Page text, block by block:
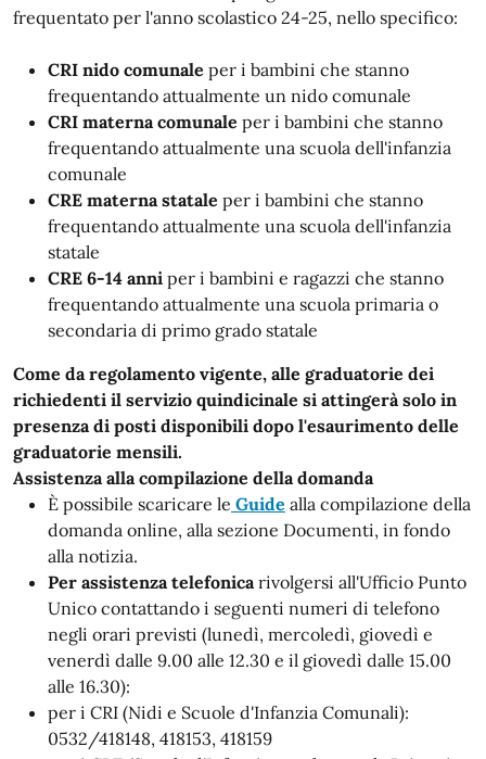
frequentato per l'anno scolastico 24-25, nello specifico:
CRI nido comunale per i bambini che stanno
frequentando attualmente un nido comunale
CRI materna comunale per i bambini che stanno
frequentando attualmente una scuola dell'infanzia
comunale
CRE materna statale per i bambini che stanno
frequentando attualmente una scuola dell'infanzia
statale
CRE 6-14 anni per i bambini e ragazzi che stanno
frequentando attualmente una scuola primaria o
secondaria di primo grado statale
Come da regolamento vigente, alle graduatorie dei
richiedenti il servizio quindicinale si attingerà solo in
presenza di posti disponibili dopo l'esaurimento delle
graduatorie mensili.
Assistenza alla compilazione della domanda
È possibile scaricare le Guide alla compilazione della
domanda online, alla sezione Documenti, in fondo
alla notizia.
Per assistenza telefonica rivolgersi all'Ufficio Punto
Unico contattando i seguenti numeri di telefono
negli orari previsti (lunedì, mercoledì, giovedì e
venerdì dalle 9.00 alle 12.30 e il giovedì dalle 15.00
alle 16.30):
per i CRI (Nidi e Scuole d'Infanzia Comunali):
0532/418148, 418153, 418159